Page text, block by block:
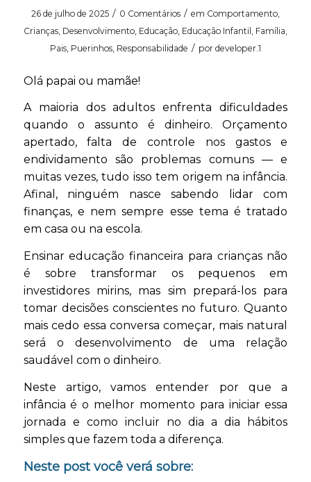
26 de julho de 2025 / 0 Comentários / em Comportamento,
Crianças, Desenvolvimento, Educação, Educação Infantil , Família,
Pais, Puerinhos, Responsabilidade / por developer.1
Olá papai ou mamãe!
A maioria dos adultos enfrenta dificuldades
quando o assunto é dinheiro. Orçamento
apertado, falta de controle nos gastos e
endividamento são problemas comuns — e
muitas vezes, tudo isso tem origem na infância.
Afinal, ninguém nasce sabendo lidar com
finanças, e nem sempre esse tema é tratado
em casa ou na escola.
Ensinar educação financeira para crianças não
é sobre transformar os pequenos em
investidores mirins, mas sim prepará-los para
tomar decisões conscientes no futuro. Quanto
mais cedo essa conversa começar, mais natural
será o desenvolvimento de uma relação
saudável com o dinheiro.
Neste artigo, vamos entender por que a
infância é o melhor momento para iniciar essa
jornada e como incluir no dia a dia hábitos
simples que fazem toda a diferença.
Neste post você verá sobre: